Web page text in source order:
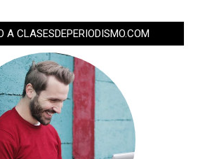
A CLASESDEPERIODISMO.COM